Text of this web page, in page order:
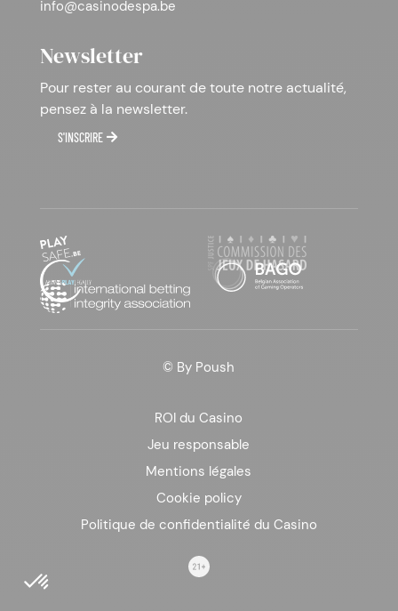
info@casinodespa.be
Newsletter
Pour rester au courant de toute notre actualité,
pensez à la newsletter.
S'INSCRIRE
© By Poush
ROI du Casino
Jeu responsable
Mentions légales
Cookie policy
Politique de confidentialité du Casino